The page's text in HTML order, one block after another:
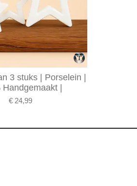
3 stuks | Porselein |
Handgemaakt |
€ 24,99